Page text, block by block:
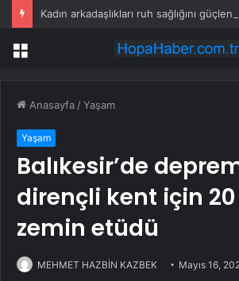
Kadın arkadaşlıkları ruh sağlığını
Menü
Anasayfa /Yaşam
Yaşam
Balıkesir’de
dirençli kent için
zemin etüdü
MEHMET HAZBİN KAZBEK Mayıs 16,